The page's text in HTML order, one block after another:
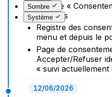
Sombre
Système
Module «
comptes
Registre des
menu et depuis le
Page de
Accepter/Refuser
« suivi actuellement
12/06/2026